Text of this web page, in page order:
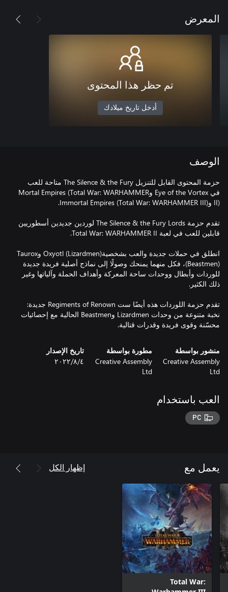
المعرض
تم حظر هذا المحتوى
أدخل تاريخ ميلادك
الوصف
حزمة المحتوى القابل للتنزيل The Silence & the Fury متاحة للعب
في Eye of the Vortex وMortal Empires (Total War: WARHAMMER
تقدم حزمة The Silence & the Fury Lords لوردين جديدين أسطوريين
انطلق في حملات جديدة والعب بشخصيةOxyotl (Lizardmen) وTaurox
(Beastmen)، فكل منهما يمنحك وصولًا إلى نماذج أصلية فريدة جديدة
للوردات وأبطال ووحدات ساحة المعركة وأهداف الحملة وآلياتها وغير
تقدم حزمة اللوردات هذه أيضًا ست Regiments of Renown جديدة:
نخبة متنوعة من وحدات Lizardmen وBeastmen الحالية مع إحصائيات
محسّنة وقوى فريدة وقدرات قتالية.
منشور بواسطة
Creative Assembly
Ltd
مطورة بواسطة
Creative Assembly
Ltd
تاريخ الإصدار
٤‏/٨‏/٢٠٢٢
العب باستخدام
PC
يعمل مع إظهار الكل
Total War: